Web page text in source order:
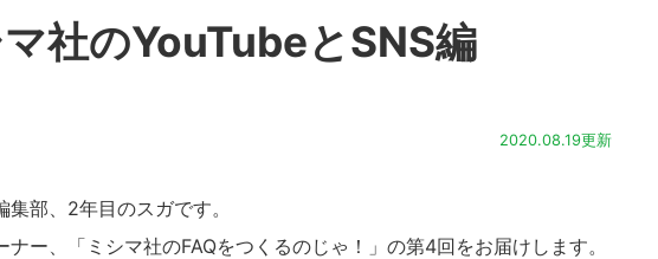
マ社のYouTubeとSNS編
2020.08.19更新
集部、2年目のスガです。
ー、「ミシマ社のFAQをつくるのじゃ！」の第4回をお届けします。